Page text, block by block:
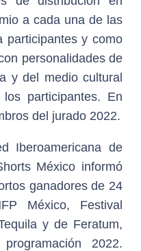
a cada una de las
participantes y como
personalidades de
y del medio cultural
participantes. En
del jurado 2022.
Iberoamericana de
México informó
ganadores de 24
México, Festival
y de Feratum,
2022.